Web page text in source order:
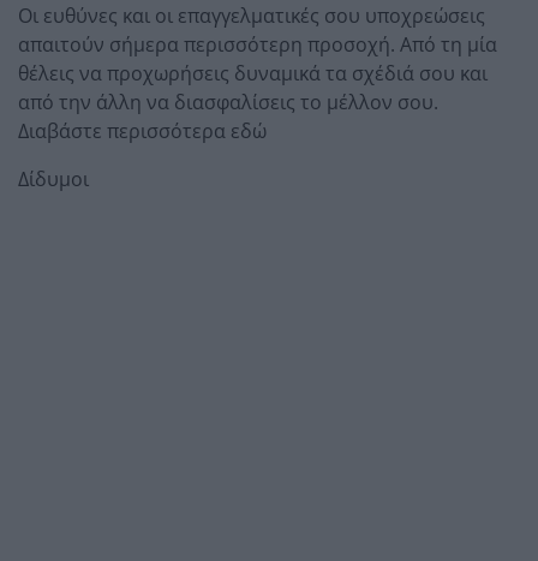
Οι ευθύνες και οι επαγγελματικές σου υποχρεώσεις
απαιτούν σήμερα περισσότερη προσοχή. Από τη μία
θέλεις να προχωρήσεις δυναμικά τα σχέδιά σου και
από την άλλη να διασφαλίσεις το μέλλον σου.
Διαβάστε περισσότερα εδώ
Δίδυμοι